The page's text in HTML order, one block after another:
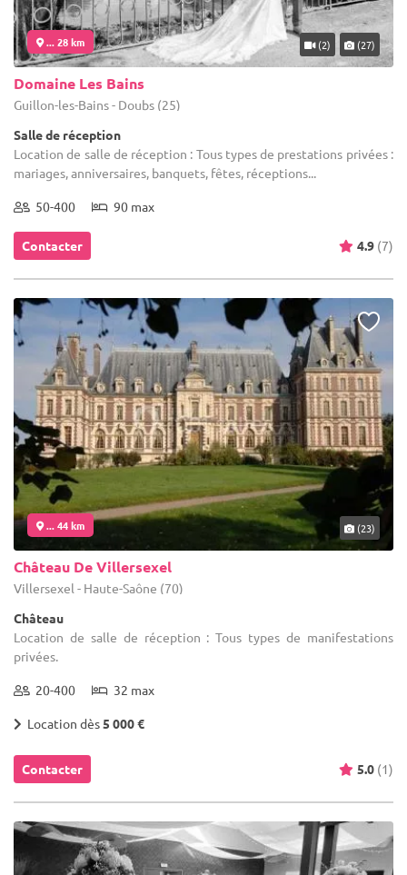
... 28 km (2) (27)
Domaine Les Bains
Guillon-les-Bains - Doubs (25)
Salle de réception
Location de salle de réception : Tous types de prestations privées :
mariages, anniversaires, banquets, fêtes, réceptions...
50-400 90 max
Contacter 4.9 (7)
... 44 km (23)
Château De Villersexel
Villersexel - Haute-Saône (70)
Château
Location de salle de réception : Tous types de manifestations
privées.
20-400 32 max
Location dès5 000 €
Contacter 5.0 (1)